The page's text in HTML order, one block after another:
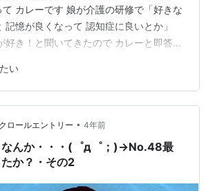
て カレーです 娘が介護の研修で「好きな
記憶が良くなって 認知症に良いとか」
好き！と聞いてきたので カレーと即答
考えると答えが出るまで ３～４日かか
んはなんでも食べる」と 言っておいた
も 好きです 子供たちのとこに行くと
食べられるので 嬉しい！ カレーだけで
国の料理が食べられる こんな時は都会は
い
ロールエントリー • 4年前
なんか・・・(゜д゜；)→No.48最
か？・その2